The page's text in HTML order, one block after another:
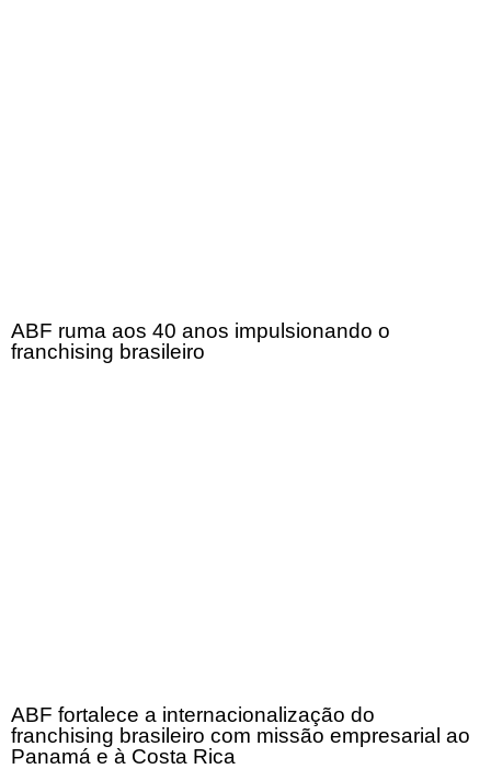
ABF ruma aos 40 anos impulsionando o
franchising brasileiro
ABF fortalece a internacionalização do
franchising brasileiro com missão empresarial ao
Panamá e à Costa Rica